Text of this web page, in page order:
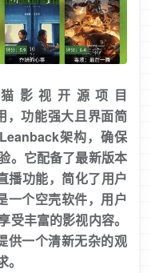
影视开源项目
，功能强大且界面简
架构，确保
。它配备了最新版本
播功能，简化了用户
一个空壳软件，用户
受丰富的影视内容。
供一个清新无杂的观